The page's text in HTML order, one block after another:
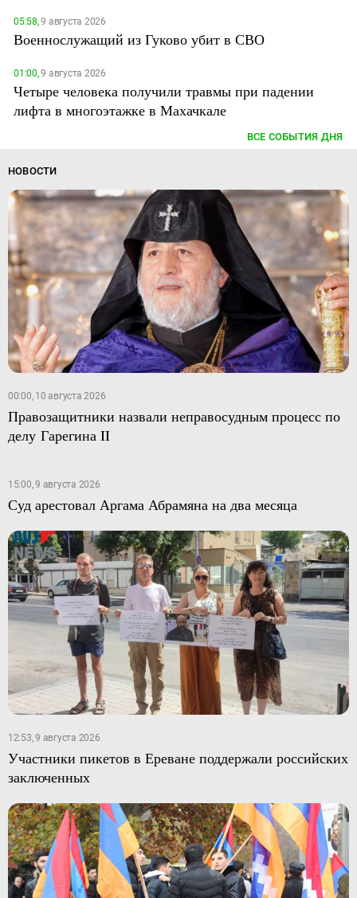
05:58,9 августа 2026
Военнослужащий из Гуково убит в СВО
01:00,9 августа 2026
Четыре человека получили травмы при падении
лифта в многоэтажке в Махачкале
ВСЕ СОБЫТИЯ ДНЯ
НОВОСТИ
00:00, 10 августа 2026
Правозащитники назвали неправосудным процесс по
делу Гарегина II
15:00, 9 августа 2026
Суд арестовал Аргама Абрамяна на два месяца
12:53, 9 августа 2026
Участники пикетов в Ереване поддержали российских
заключенных